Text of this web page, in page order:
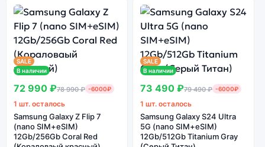
Ознакомиться с детальными характеристиками
Samsung Galaxy Z Fold4 12Gb/256Gb Beige (Бежевый)
можно ниже, в разделе «Характеристики». Если
выбранной конфигурации нет в наличии — оформите
заказ на сайте, и мы привезём её в кратчайшие
сроки. Доступна экспресс-доставка по Санкт-
Почему стоит купить смартфон
Samsung Galaxy Z Fold4 12Gb/256Gb
SALE
В наличии
72 990 ₽78 990 ₽ -6000₽
1 шт. осталось
Samsung Galaxy Z Flip 7
(nano SIM+eSIM)
12Gb/256Gb Coral Red
SALE
В наличии
73 490 ₽79 490 ₽ -6000₽
1 шт. осталось
Samsung Galaxy S24 Ultra
5G (nano SIM+eSIM)
12Gb/512Gb Titanium Gray